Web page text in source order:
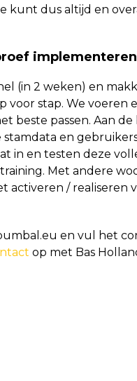
kunt dus altijd en
implementeren
(in 2 weken) en
voor stap. We
beste passen. Aan
en
in en testen deze
Met andere
activeren /
en vul het
op met Bas